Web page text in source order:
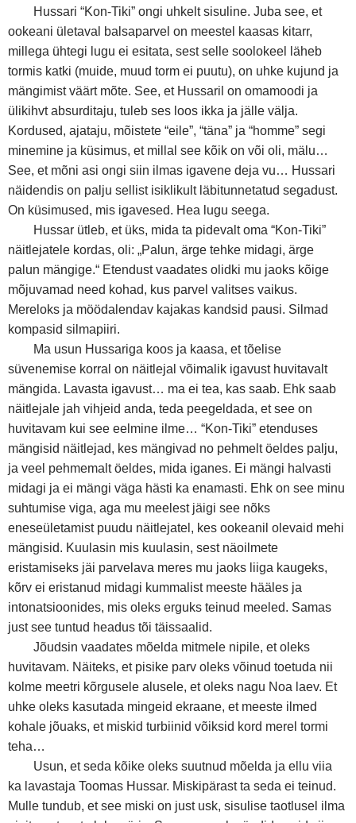
Hussari “Kon-Tiki” ongi uhkelt sisuline. Juba see, et
ookeani ületaval balsaparvel on meestel kaasas kitarr,
millega ühtegi lugu ei esitata, sest selle soolokeel läheb
tormis katki (muide, muud torm ei puutu), on uhke kujund ja
mängimist väärt mõte. See, et Hussaril on omamoodi ja
ülikihvt absurditaju, tuleb ses loos ikka ja jälle välja.
Kordused, ajataju, mõistete “eile”, “täna” ja “homme” segi
minemine ja küsimus, et millal see kõik on või oli, mälu…
See, et mõni asi ongi siin ilmas igavene deja vu… Hussari
näidendis on palju sellist isiklikult läbitunnetatud segadust.
On küsimused, mis igavesed. Hea lugu seega.
Hussar ütleb, et üks, mida ta pidevalt oma “Kon-Tiki”
näitlejatele kordas, oli: „Palun, ärge tehke midagi, ärge
palun mängige.“ Etendust vaadates olidki mu jaoks kõige
mõjuvamad need kohad, kus parvel valitses vaikus.
Mereloks ja möödalendav kajakas kandsid pausi. Silmad
kompasid silmapiiri.
Ma usun Hussariga koos ja kaasa, et tõelise
süvenemise korral on näitlejal võimalik igavust huvitavalt
mängida. Lavasta igavust… ma ei tea, kas saab. Ehk saab
näitlejale jah vihjeid anda, teda peegeldada, et see on
huvitavam kui see eelmine ilme… “Kon-Tiki” etenduses
mängisid näitlejad, kes mängivad no pehmelt öeldes palju,
ja veel pehmemalt öeldes, mida iganes. Ei mängi halvasti
midagi ja ei mängi väga hästi ka enamasti. Ehk on see minu
suhtumise viga, aga mu meelest jäigi see nõks
eneseületamist puudu näitlejatel, kes ookeanil olevaid mehi
mängisid. Kuulasin mis kuulasin, sest näoilmete
eristamiseks jäi parvelava meres mu jaoks liiga kaugeks,
kõrv ei eristanud midagi kummalist meeste hääles ja
intonatsioonides, mis oleks erguks teinud meeled. Samas
just see tuntud headus tõi täissaalid.
Jõudsin vaadates mõelda mitmele nipile, et oleks
huvitavam. Näiteks, et pisike parv oleks võinud toetuda nii
kolme meetri kõrgusele alusele, et oleks nagu Noa laev. Et
uhke oleks kasutada mingeid ekraane, et meeste ilmed
kohale jõuaks, et miskid turbiinid võiksid kord merel tormi
teha…
Usun, et seda kõike oleks suutnud mõelda ja ellu viia
ka lavastaja Toomas Hussar. Miskipärast ta seda ei teinud.
Mulle tundub, et see miski on just usk, sisulise taotlusel ilma